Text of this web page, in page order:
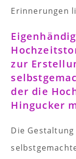
Erinnerungen
zur
der die
Hingucker
Die